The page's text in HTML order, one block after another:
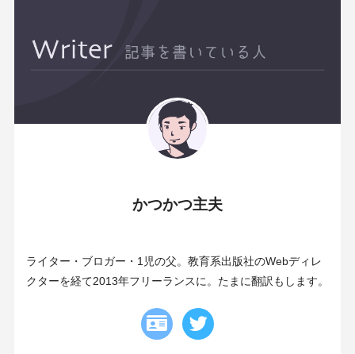
かつかつ主夫
ライター・ブロガー・1児の父。教育系出版社のWebディレ
クターを経て2013年フリーランスに。たまに翻訳もします。